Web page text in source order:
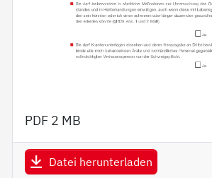
PDF 2 MB
Datei herunterladen